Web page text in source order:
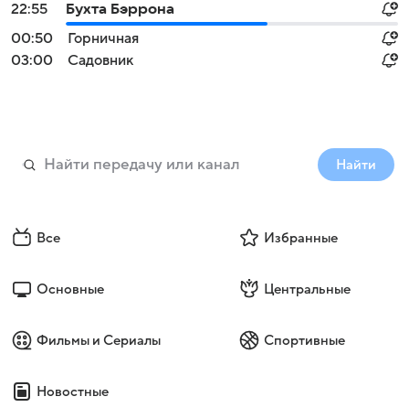
22:55
Бухта Бэррона
00:50
Горничная
03:00
Садовник
Найти
Все Избранные
Основные Центральные
Фильмы и Сериалы Спортивные
Новостные